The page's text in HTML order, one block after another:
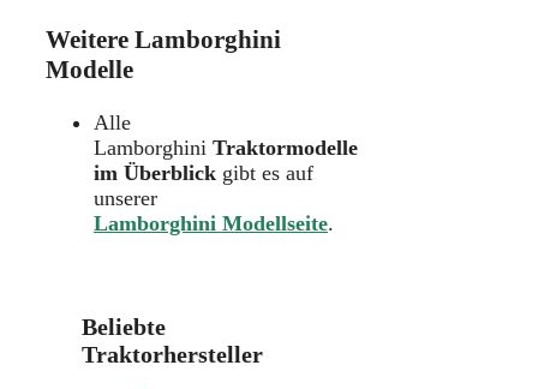
Weitere Lamborghini
Modelle
Alle
Lamborghini Traktormodelle
im Überblick gibt es auf
unserer
Lamborghini Modellseite.
Beliebte
Traktorhersteller